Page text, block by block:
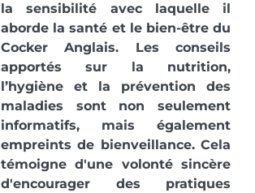
la sensibilité avec laquelle il
aborde la santé et le bien-être du
Cocker Anglais. Les conseils
apportés sur la nutrition,
l’hygiène et la prévention des
maladies sont non seulement
informatifs, mais également
empreints de bienveillance. Cela
témoigne d'une volonté sincère
d'encourager des pratiques